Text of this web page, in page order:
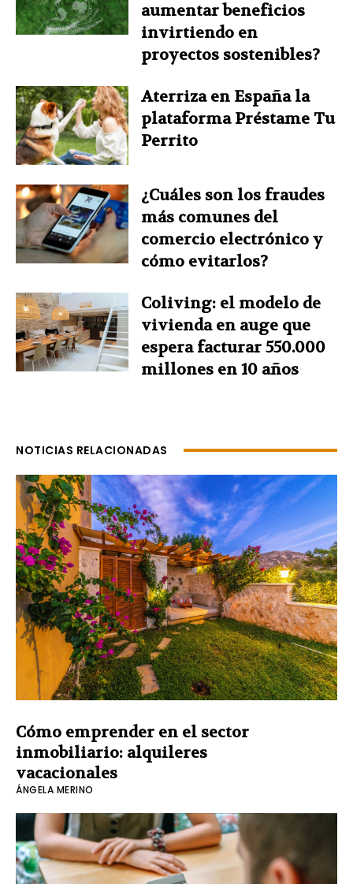
aumentar beneficios
invirtiendo en
proyectos sostenibles?
Aterriza en España la
plataforma Préstame Tu
Perrito
¿Cuáles son los fraudes
más comunes del
comercio electrónico y
cómo evitarlos?
Coliving: el modelo de
vivienda en auge que
espera facturar 550.000
millones en 10 años
NOTICIAS RELACIONADAS
Cómo emprender en el sector
inmobiliario: alquileres
vacacionales
ÁNGELA MERINO